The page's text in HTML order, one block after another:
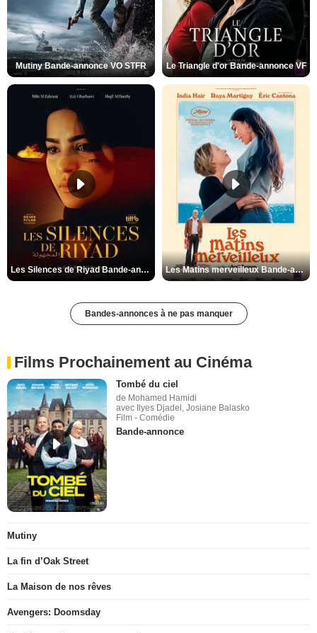
Mutiny Bande-annonce VO STFR Le Triangle d'or Bande-annonce VF
Les Silences de Riyad Bande-annonce VO STFR Les Matins merveilleux Bande-annonce VF
Bandes-annonces à ne pas manquer
Films Prochainement au Cinéma
Tombé du ciel
de Mohamed Hamidi
avec Ilyes Djadel, Josiane Balasko
Film - Comédie
Bande-annonce
Mutiny
La fin d’Oak Street
La Maison de nos rêves
Avengers: Doomsday